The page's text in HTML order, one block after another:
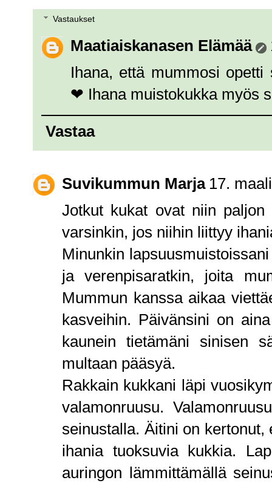
Vastaukset
Maatiaiskanasen Elämää
Ihana, että mummosi opetti
❤ Ihana muistokukka myös
Vastaa
Suvikummun Marja 17.
Jotkut kukat ovat niin
varsinkin, jos niihin liittyy
Minunkin
ja verenpisaratkin, joita
Mummun kanssa aikaa
kasveihin. Päivänsini on
kaunein tietämäni sinisen
multaan pääsyä.
Rakkain kukkani läpi
valamonruusu.
seinustalla. Äitini on
ihania tuoksuvia kukkia.
auringon lämmittämällä